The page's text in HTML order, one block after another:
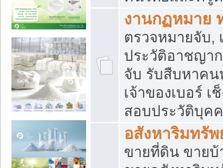
งานกฏหมาย
ตรวจหมายจับ,
ประวัติอาชญา
จับ รับสืบหาคน
เจ้าของเบอร์
สอบประวัติบุค
อสังหาริมทรัพ
ขายที่ดิน ขายบ้